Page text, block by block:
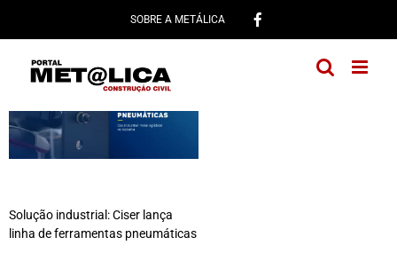
conteúdo
SOBRE A METÁLICA
Solução industrial: Ciser lança
linha de ferramentas pneumáticas